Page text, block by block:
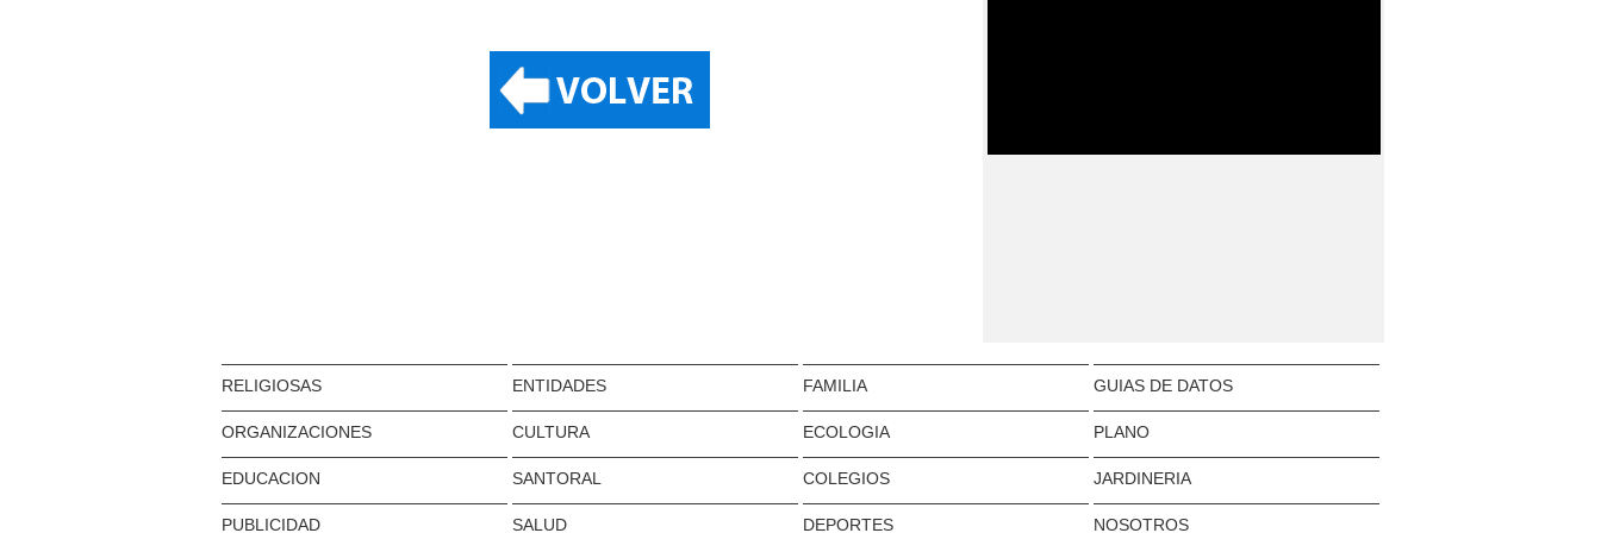
RELIGIOSAS ENTIDADES FAMILIA GUIAS DE DATOS
ORGANIZACIONES CULTURA ECOLOGIA PLANO
EDUCACION SANTORAL COLEGIOS JARDINERIA
PUBLICIDAD SALUD DEPORTES NOSOTROS